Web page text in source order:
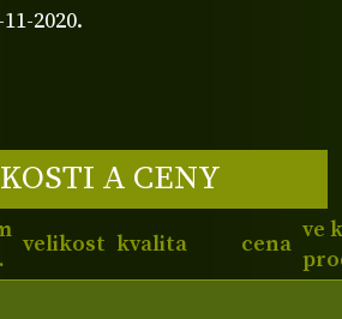
2020.
A CENY
velikost kvalita cena
ve